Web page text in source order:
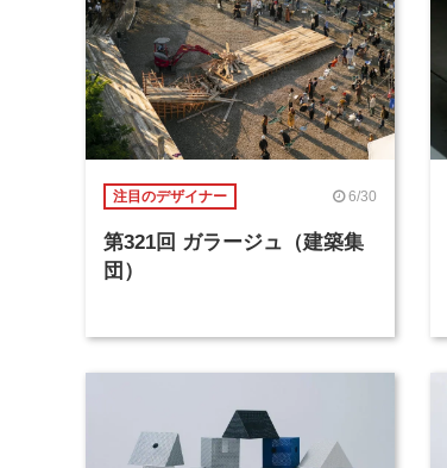
注目のデザイナー 6/30
第321回 ガラージュ（建築集
団）